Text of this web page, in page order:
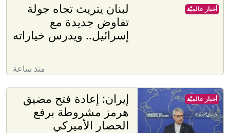
لبنان يتريث تجاه جولة
تفاوض جديدة مع
إسرائيل.. ويدرس خياراته
منذ ساعة
أخبار عالميّة
إيران: إعادة فتح مضيق
هرمز مشروطة برفع
الحصار الأميركي
أخبار عالميّة